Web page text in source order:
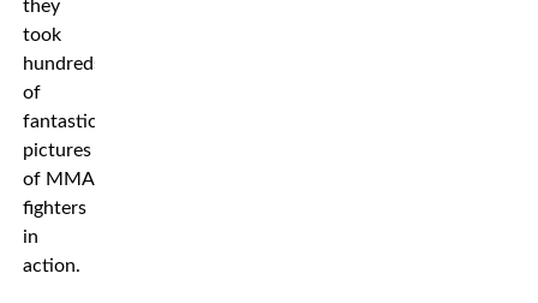
they
took
hundreds
of
fantastic
pictures
of MMA
fighters
in
action.